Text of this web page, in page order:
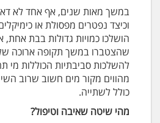
במשך מאות שנים, אף אחד לא
וכיצד נפטרים מפסולת או
הושלכו כמויות גדולות בבת אחת,
שהצטברו במשך תקופה ארוכה של
להשלכות סביבתיות הכוללות מי
מהווים מקור מים חשוב שרוב
כולל לשתייה.
מהי שיטה שאיבה וטיפול?